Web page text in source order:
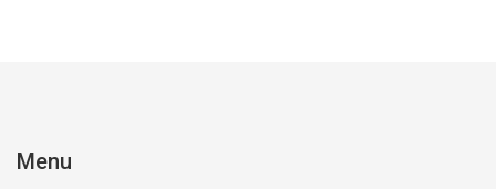
Menu